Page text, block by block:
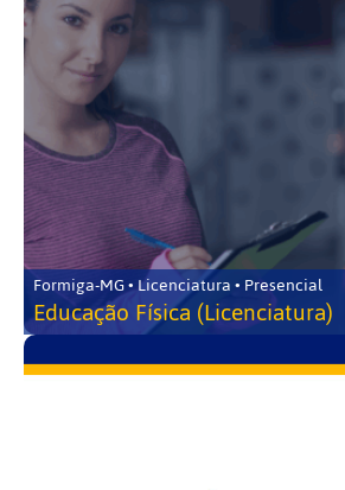
Formiga-MG • Licenciatura • Presencial
Educação Física (Licenciatura)